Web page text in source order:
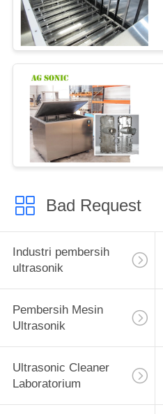
Bad Request
Industri pembersih
ultrasonik
Pembersih Mesin
Ultrasonik
Ultrasonic Cleaner
Laboratorium